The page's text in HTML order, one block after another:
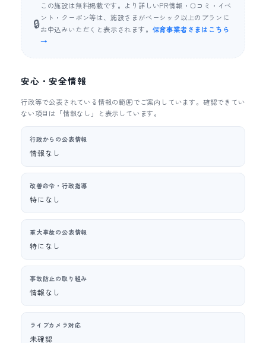
🔒
この施設は無料掲載です。より詳しいPR情報・口コミ・イベ
ント・クーポン等は、施設さまがベーシック以上のプランに
お申込みいただくと表示されます。 保育事業者さまはこちら
→
安心・安全情報
行政等で公表されている情報の範囲でご案内しています。確認できてい
ない項目は「情報なし」と表示しています。
行政からの公表情報
情報なし
改善命令・行政指導
特になし
重大事故の公表情報
特になし
事故防止の取り組み
情報なし
ライブカメラ対応
未確認